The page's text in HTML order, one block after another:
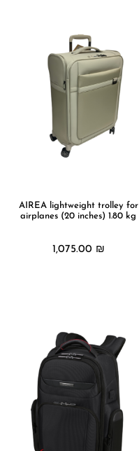
AIREA lightweight trolley for
airplanes (20 inches) 1.80 kg
1,075.00 ₪